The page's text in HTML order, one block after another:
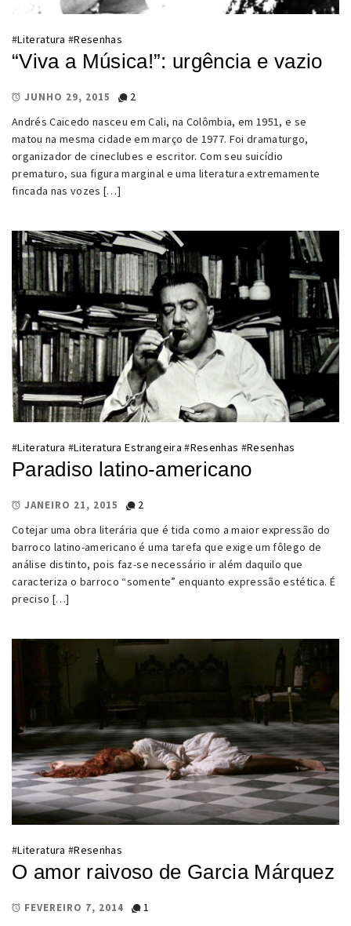
#Literatura #Resenhas
“Viva a Música!”: urgência e vazio
JUNHO 29, 2015
2
Andrés Caicedo nasceu em Cali, na Colômbia, em 1951, e se
matou na mesma cidade em março de 1977. Foi dramaturgo,
organizador de cineclubes e escritor. Com seu suicídio
prematuro, sua figura marginal e uma literatura extremamente
fincada nas vozes […]
#Literatura #Literatura Estrangeira #Resenhas #Resenhas
Paradiso latino-americano
JANEIRO 21, 2015
2
Cotejar uma obra literária que é tida como a maior expressão do
barroco latino-americano é uma tarefa que exige um fôlego de
análise distinto, pois faz-se necessário ir além daquilo que
caracteriza o barroco “somente” enquanto expressão estética. É
preciso […]
#Literatura #Resenhas
O amor raivoso de Garcia Márquez
FEVEREIRO 7, 2014
1